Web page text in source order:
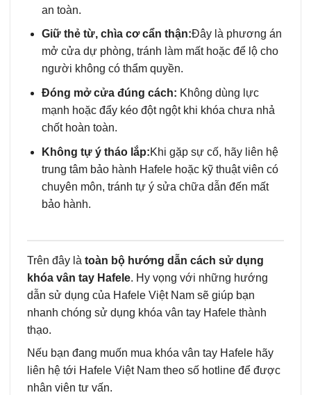
an toàn.
Giữ thẻ từ, chìa cơ cẩn thận:Đây là phương án
mở cửa dự phòng, tránh làm mất hoặc để lộ cho
người không có thẩm quyền.
Đóng mở cửa đúng cách: Không dùng lực
mạnh hoặc đẩy kéo đột ngột khi khóa chưa nhả
chốt hoàn toàn.
Không tự ý tháo lắp:Khi gặp sự cố, hãy liên hệ
trung tâm bảo hành Hafele hoặc kỹ thuật viên có
chuyên môn, tránh tự ý sửa chữa dẫn đến mất
bảo hành.
Trên đây là toàn bộ hướng dẫn cách sử dụng
khóa vân tay Hafele. Hy vọng với những hướng
dẫn sử dụng của Hafele Việt Nam sẽ giúp bạn
nhanh chóng sử dụng khóa vân tay Hafele thành
thạo.
Nếu bạn đang muốn mua khóa vân tay Hafele hãy
liên hệ tới Hafele Việt Nam theo số hotline để được
nhân viên tư vấn.